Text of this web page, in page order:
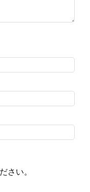
さい。